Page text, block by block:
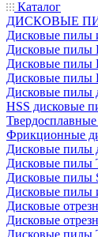
Каталог
ДИСКОВЫЕ
Дисковые пилы
Дисковые пилы
Дисковые пилы
Дисковые пилы
Дисковые пилы
HSS дисковые
Фрикционные
Дисковые пилы
Дисковые пилы
Дисковые пилы
Дисковые пилы
Дисковые
Дисковые
Дисковые пилы